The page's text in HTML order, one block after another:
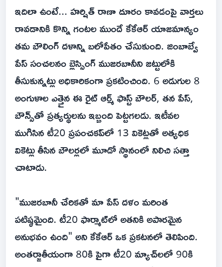
ఇదిలా ఉంటే... హర్షిత్ రాణా దూరం కావడంపై వార్తలు
రావడానికి కొన్ని గంటల ముందే కేకేఆర్ యాజమాన్యం
తమ బౌలింగ్ దళాన్ని బలోపేతం చేసుకుంది. జింబాబ్వే
పేస్ సంచలనం బ్లెస్సింగ్ ముజరబానీని జట్టులోకి
తీసుకున్నట్లు అధికారికంగా ప్రకటించింది. 6 అడుగుల 8
అంగుళాల ఎత్తైన ఈ రైట్ ఆర్మ్ ఫాస్ట్ బౌలర్, తన పేస్,
బౌన్స్‌తో ప్రత్యర్థులను ఇబ్బంది పెట్టగలడు. ఇటీవల
ముగిసిన టీ20 ప్రపంచకప్‌లో 13 వికెట్లతో అత్యధిక
వికెట్లు తీసిన బౌలర్లలో మూడో స్థానంలో నిలిచి సత్తా
చాటాడు.
"ముజరబానీ చేరికతో మా పేస్ దళం మరింత
పటిష్ఠమైంది. టీ20 ఫార్మాట్‌లో అతనికి అపారమైన
అనుభవం ఉంది" అని కేకేఆర్ ఒక ప్రకటనలో తెలిపింది.
అంతర్జాతీయంగా 80కి పైగా టీ20 మ్యాచ్‌లలో 90కి